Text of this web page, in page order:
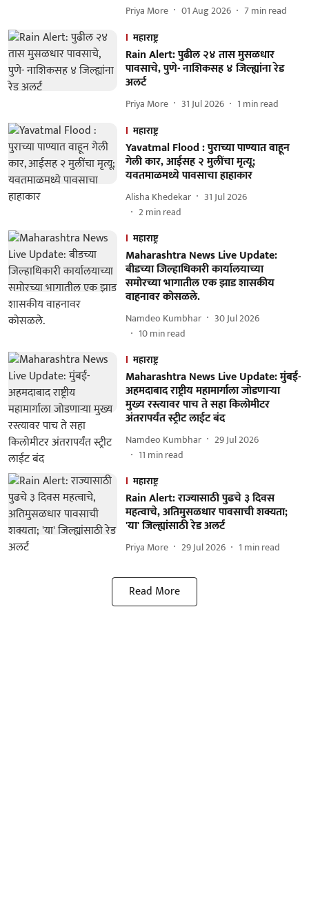
Priya More 01 Aug 2026 7min read
महाराष्ट्र
Rain Alert: पुढील २४ तास मुसळधार
पावसाचे, पुणे- नाशिकसह ४ जिल्ह्यांना रेड
अलर्ट
Priya More 31 Jul 2026 1 min read
महाराष्ट्र
Yavatmal Flood : पुराच्या पाण्यात वाहून
गेली कार, आईसह २ मुलींचा मृत्यू;
यवतमाळमध्ये पावसाचा हाहाकार
Alisha Khedekar
31 Jul 2026
2min read
महाराष्ट्र
Maharashtra News Live Update:
बीडच्या जिल्हाधिकारी कार्यालयाच्या
समोरच्या भागातील एक झाड शासकीय
वाहनावर कोसळले.
Namdeo Kumbhar
30 Jul 2026
10min read
महाराष्ट्र
Maharashtra News Live Update: मुंबई-
अहमदाबाद राष्ट्रीय महामार्गाला जोडणाऱ्या
मुख्य रस्त्यावर पाच ते सहा किलोमीटर
अंतरापर्यंत स्ट्रीट लाईट बंद
Namdeo Kumbhar
29 Jul 2026
11 min read
महाराष्ट्र
Rain Alert: राज्यासाठी पुढचे ३ दिवस
महत्वाचे, अतिमुसळधार पावसाची शक्यता;
'या' जिल्ह्यांसाठी रेड अलर्ट
Priya More 29 Jul 2026 1 min read
Read More